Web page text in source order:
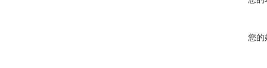
您的